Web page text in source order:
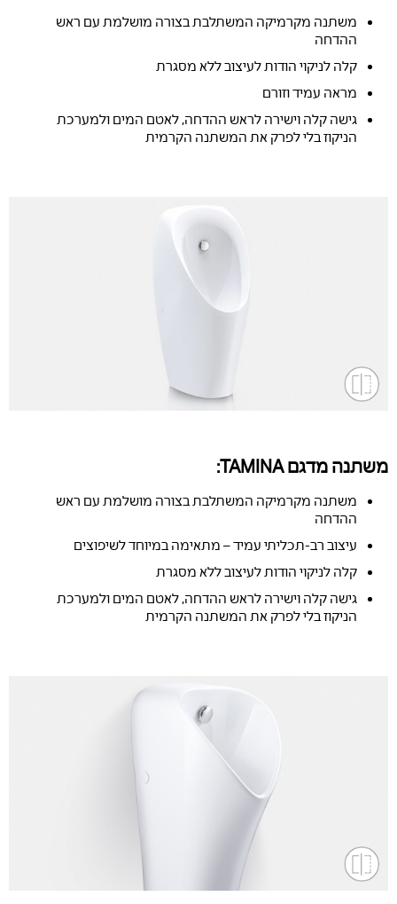
משתנה מקרמיקה המשתלבת בצורה מושלמת עם ראש
ההדחה
קלה לניקוי הודות לעיצוב ללא מסגרת
מראה עמיד וזורם
גישה קלה וישירה לראש ההדחה, לאטם המים ולמערכת
הניקוז בלי לפרק את המשתנה הקרמית
משתנה מדגם TAMINA:
משתנה מקרמיקה המשתלבת בצורה מושלמת עם ראש
ההדחה
עיצוב רב-תכליתי עמיד – מתאימה במיוחד לשיפוצים
קלה לניקוי הודות לעיצוב ללא מסגרת
גישה קלה וישירה לראש ההדחה, לאטם המים ולמערכת
הניקוז בלי לפרק את המשתנה הקרמית